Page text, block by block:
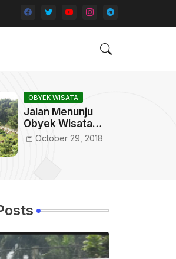
OBYEK WISATA
Jalan Menunju
Obyek Wisata
Talaga Pancar
October 29, 2018